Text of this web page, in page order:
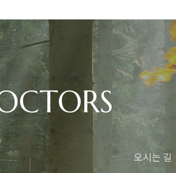
오시는 길